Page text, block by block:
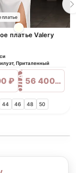
платье
платье Valery
Приталенный
₽ПРОДАЖА 56 400 ₽
44 46 48 50